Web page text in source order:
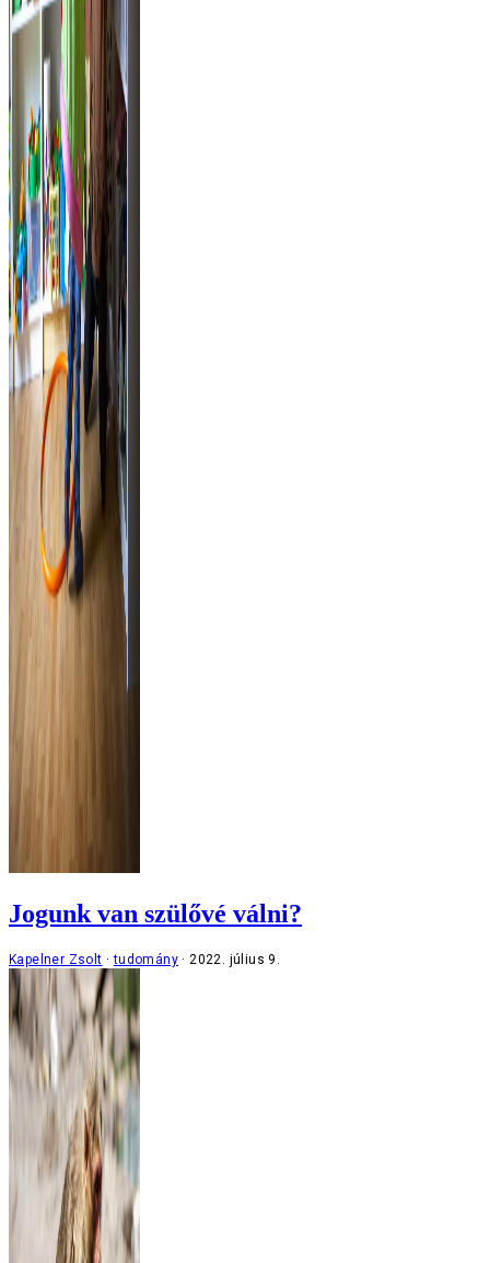
Jogunk van szülővé válni?
Kapelner Zsolt tudomány 2022. július 9.